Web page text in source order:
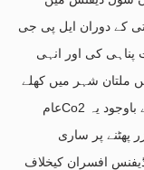
کے دوران ایل پی جی
پناہی کی اور انہی
ملتان شہر میں کھلے
عامCo2 کی ملاوٹ ہوتی رہی مگر سب معلوم ہونے کے باوجود یہ
پھٹنے پر ساری
افسران کیخلاف